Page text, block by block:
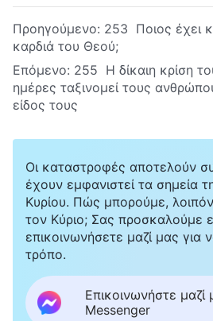
Προηγούμενο: 253 Ποιος έχει
καρδιά του Θεού;
Επόμενο: 255 Η δίκαιη κρίση
ημέρες ταξινομεί τους
είδος τους
Οι καταστροφές αποτελούν
έχουν εμφανιστεί τα σημεία
Κυρίου. Πώς μπορούμε,
τον Κύριο; Σας προσκαλούμε
επικοινωνήσετε μαζί μας για
τρόπο.
Επικοινωνήστε
Messenger